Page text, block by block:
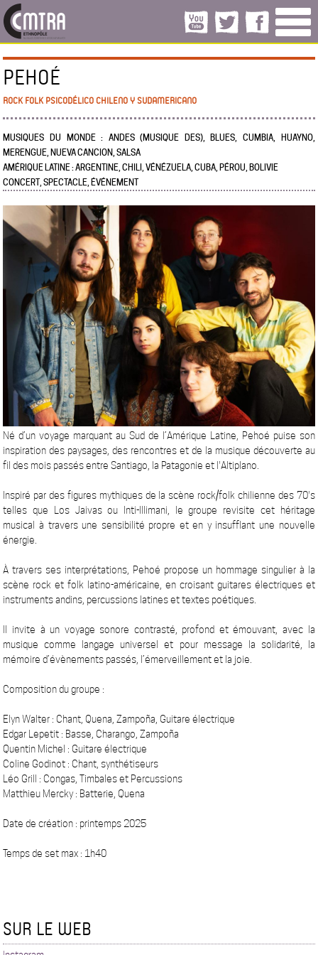
PEHOÉ
ROCK FOLK PSICODÉLICO CHILENO Y SUDAMERICANO
MUSIQUES DU MONDE : ANDES (MUSIQUE DES), BLUES, CUMBIA, HUAYNO,
MERENGUE, NUEVA CANCION, SALSA
AMÉRIQUE LATINE : ARGENTINE, CHILI, VÉNÉZUELA, CUBA, PÉROU, BOLIVIE
CONCERT, SPECTACLE, ÉVÉNEMENT
Né d’un voyage marquant au Sud de l’Amérique Latine, Pehoé puise son
inspiration des paysages, des rencontres et de la musique découverte au
fil des mois passés entre Santiago, la Patagonie et l'Altiplano.
Inspiré par des figures mythiques de la scène rock/folk chilienne des 70's
telles que Los Jaivas ou Inti-Illimani, le groupe revisite cet héritage
musical à travers une sensibilité propre et en y insufflant une nouvelle
énergie.
À travers ses interprétations, Pehoé propose un hommage singulier à la
scène rock et folk latino-américaine, en croisant guitares électriques et
instruments andins, percussions latines et textes poétiques.
Il invite à un voyage sonore contrasté, profond et émouvant, avec la
musique comme langage universel et pour message la solidarité, la
mémoire d’évènements passés, l’émerveillement et la joie.
Composition du groupe :
Elyn Walter : Chant, Quena, Zampoña, Guitare électrique
Edgar Lepetit : Basse, Charango, Zampoña
Quentin Michel : Guitare électrique
Coline Godinot : Chant, synthétiseurs
Léo Grill : Congas, Timbales et Percussions
Matthieu Mercky : Batterie, Quena
Date de création : printemps 2025
Temps de set max : 1h40
SUR LE WEB